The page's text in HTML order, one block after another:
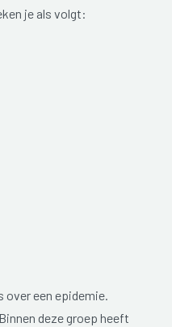
je als volgt:
over een epidemie.
deze groep heeft